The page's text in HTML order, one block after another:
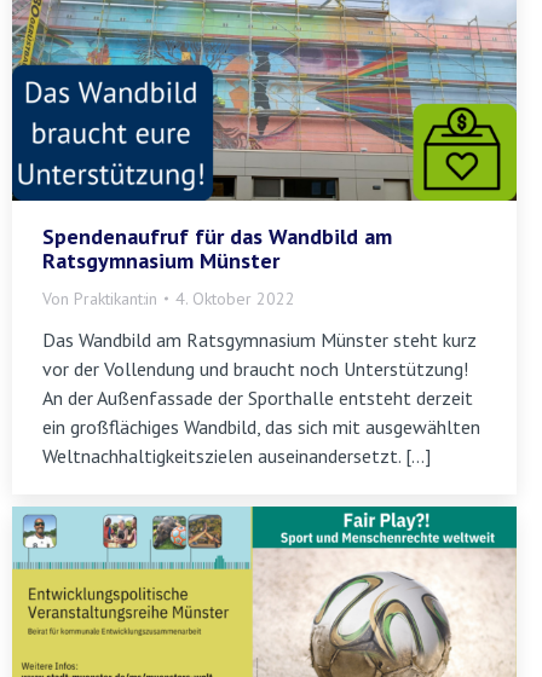
Spendenaufruf für das Wandbild am
Ratsgymnasium Münster
Von Praktikant:in 4. Oktober 2022
Das Wandbild am Ratsgymnasium Münster steht kurz
vor der Vollendung und braucht noch Unterstützung!
An der Außenfassade der Sporthalle entsteht derzeit
ein großflächiges Wandbild, das sich mit ausgewählten
Weltnachhaltigkeitszielen auseinandersetzt. […]